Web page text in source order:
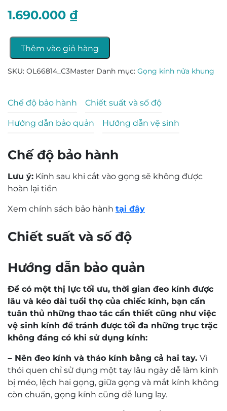
1.690.000 ₫
Gọng
Xẻ
OL66814
số
Thêm vào giỏ hàng
SKU: OL66814_C3Master Danh mục: Gọng kính nửa khung
Chế độ bảo hành Chiết suất và số độ
Hướng dẫn bảo quản Hướng dẫn vệ sinh
Chế độ bảo hành
Lưu ý: Kính sau khi cắt vào gọng sẽ không được
hoàn lại tiền
Xem chính sách bảo hành tại đây
0,0
5 star
0%
4 star
2 star
0%
1 star
0%